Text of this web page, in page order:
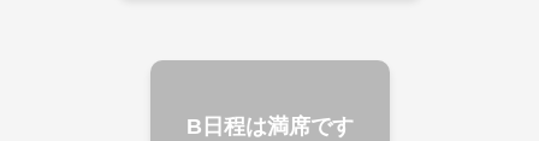
B日程は満席です